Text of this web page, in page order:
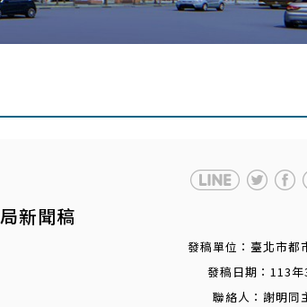
新聞稿
發稿單位：臺北市都
發稿日期：113年
聯絡人：謝明同